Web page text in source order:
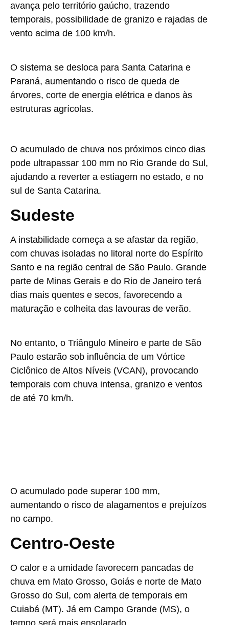
avança pelo território gaúcho, trazendo
temporais, possibilidade de granizo e rajadas de
vento acima de 100 km/h.
O sistema se desloca para Santa Catarina e
Paraná, aumentando o risco de queda de
árvores, corte de energia elétrica e danos às
estruturas agrícolas.
O acumulado de chuva nos próximos cinco dias
pode ultrapassar 100 mm no Rio Grande do Sul,
ajudando a reverter a estiagem no estado, e no
sul de Santa Catarina.
Sudeste
A instabilidade começa a se afastar da região,
com chuvas isoladas no litoral norte do Espírito
Santo e na região central de São Paulo. Grande
parte de Minas Gerais e do Rio de Janeiro terá
dias mais quentes e secos, favorecendo a
maturação e colheita das lavouras de verão.
No entanto, o Triângulo Mineiro e parte de São
Paulo estarão sob influência de um Vórtice
Ciclônico de Altos Níveis (VCAN), provocando
temporais com chuva intensa, granizo e ventos
de até 70 km/h.
O acumulado pode superar 100 mm,
aumentando o risco de alagamentos e prejuízos
no campo.
Centro-Oeste
O calor e a umidade favorecem pancadas de
chuva em Mato Grosso, Goiás e norte de Mato
Grosso do Sul, com alerta de temporais em
Cuiabá (MT). Já em Campo Grande (MS), o
tempo será mais ensolarado.